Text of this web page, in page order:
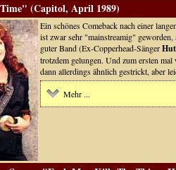
(Capitol, April 1989)
Ein schönes Comeback nach einer
ist zwar sehr "mainstreamig"
guter Band (Ex-Copperhead-Sänger
trotzdem gelungen. Und zum ersten
dann allerdings ähnlich gestrickt, aber
Mehr ...